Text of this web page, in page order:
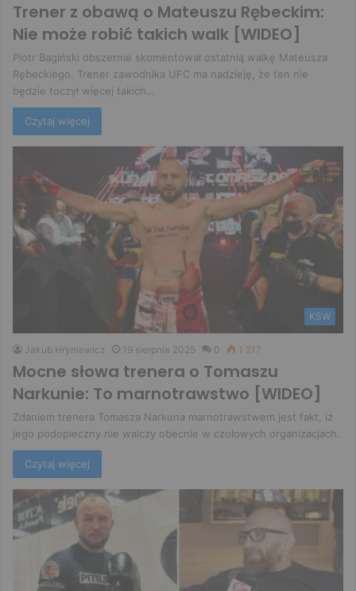
Trener z obawą o Mateuszu Rębeckim:
Nie może robić takich walk [WIDEO]
Piotr Bagiński obszernie skomentował ostatnią walkę Mateusza
Rębeckiego. Trener zawodnika UFC ma nadzieję, że ten nie
będzie toczył więcej takich…
Czytaj więcej
KSW
Jakub Hryniewicz 19 sierpnia 2025 0 1 217
Mocne słowa trenera o Tomaszu
Narkunie: To marnotrawstwo [WIDEO]
Zdaniem trenera Tomasza Narkuna marnotrawstwem jest fakt, iż
jego podopieczny nie walczy obecnie w czołowych organizacjach.
Czytaj więcej